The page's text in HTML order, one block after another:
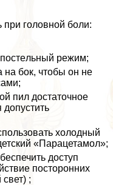
головной боли:
пocтeльный режим;
бок, чтобы он не
пил достаточное
допустить
холодный
«Парацетамол»;
доступ
посторонних
;